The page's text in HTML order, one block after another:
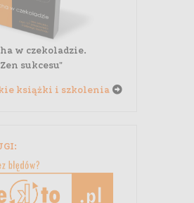
w czekoladzie.
Zen sukcesu"
książki i szkolenia